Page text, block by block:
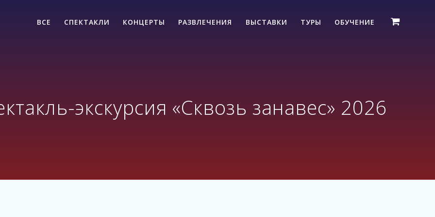
ВСЕ СПЕКТАКЛИ КОНЦЕРТЫ РАЗВЛЕЧЕНИЯ ВЫСТАВКИ ТУРЫ ОБУЧЕНИЕ
экскурсия «Сквозь занавес» 2026